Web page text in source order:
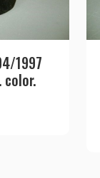
1997
color.